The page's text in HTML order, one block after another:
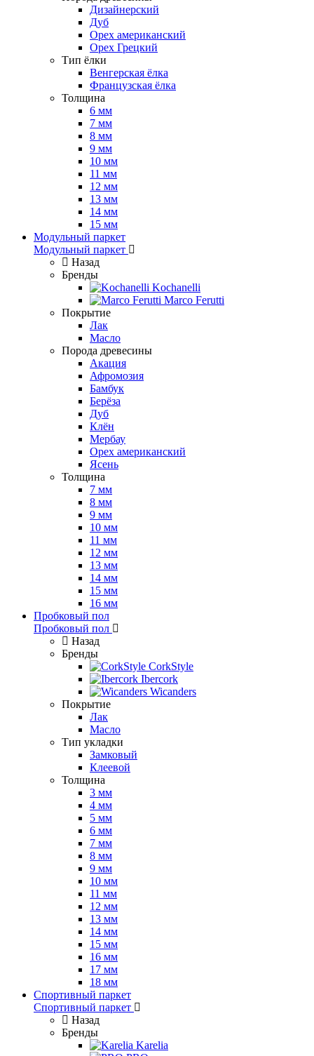
Дизайнерский
Дуб
Орех американский
Орех Грецкий
Тип ёлки
Венгерская ёлка
Французская ёлка
Толщина
6 мм
7 мм
8 мм
9 мм
10 мм
11 мм
12 мм
13 мм
14 мм
15 мм
Модульный паркет
Модульный паркет
Назад
Бренды
Kochanelli
Marco Ferutti
Покрытие
Лак
Масло
Порода древесины
Акация
Афромозия
Бамбук
Берёза
Дуб
Клён
Мербау
Орех американский
Ясень
Толщина
7 мм
8 мм
9 мм
10 мм
11 мм
12 мм
13 мм
14 мм
15 мм
16 мм
Пробковый пол
Пробковый пол
Назад
Бренды
CorkStyle
Ibercork
Wicanders
Покрытие
Лак
Масло
Тип укладки
Замковый
Клеевой
Толщина
3 мм
4 мм
5 мм
6 мм
7 мм
8 мм
9 мм
10 мм
11 мм
12 мм
13 мм
14 мм
15 мм
16 мм
17 мм
18 мм
Спортивный паркет
Спортивный паркет
Назад
Бренды
Karelia